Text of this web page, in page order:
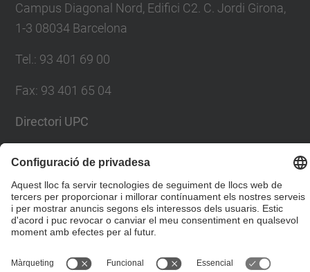
Campus Diagonal Nord, Edifici C2. C. Jordi Girona,
1-3 08034 Barcelona
Tel.: 93 401 69 00
Fax: 93 401 65 04
Directori UPC
© UPCEscola Tècnica Superior d'Enginyers de Camins,